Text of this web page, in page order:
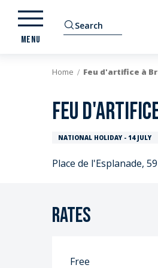
Aller
contenu
Search
MENU
Home Feu d'artifice à
Feu
NATIONAL HOLIDAY - 14 JULY
Place de l'Esplanade,
Rates
Free